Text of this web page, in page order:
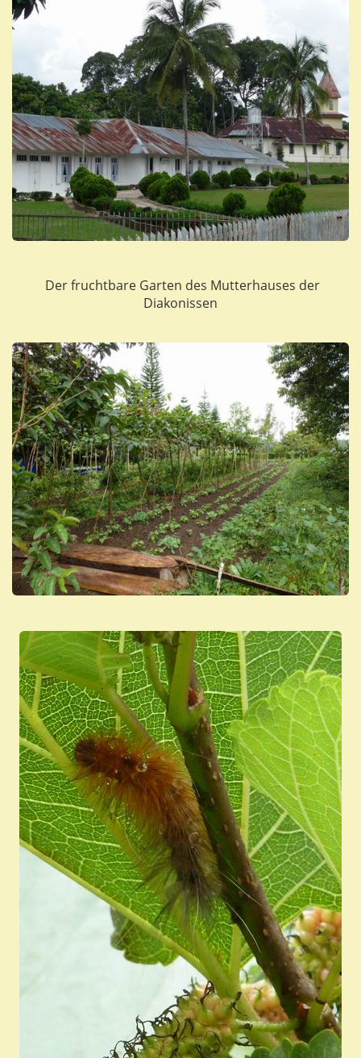
Der fruchtbare Garten des Mutterhauses der
Diakonissen